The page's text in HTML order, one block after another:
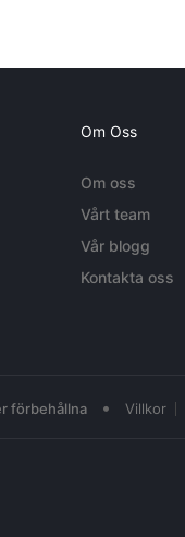
Om Oss
Om oss
Vårt team
Vår blogg
Kontakta oss
förbehållna • Villkor